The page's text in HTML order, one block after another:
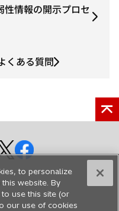
性情報の開示プロセ
くある質問
新
い
タ
ブ
新
い
タ
ブ
to personalize
website. By
use this site (or
our use of cookies